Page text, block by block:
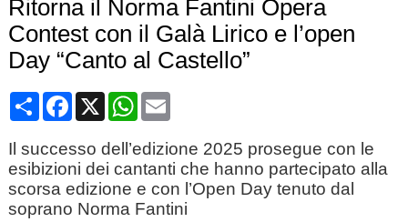
Ritorna il Norma Fantini Opera
Contest con il Galà Lirico e l’open
Day “Canto al Castello”
CondividiFacebook
X WhatsApp
Email
Il successo dell’edizione 2025 prosegue con le
esibizioni dei cantanti che hanno partecipato alla
scorsa edizione e con l’Open Day tenuto dal
soprano Norma Fantini